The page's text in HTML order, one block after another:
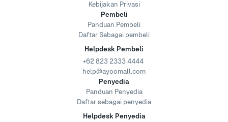
Kebijakan Privasi
Pembeli
Panduan Pembeli
Daftar Sebagai pembeli
Helpdesk Pembeli
+62 823 2333 4444
help@ayoomall.com
Penyedia
Panduan Penyedia
Daftar sebagai penyedia
Helpdesk Penyedia